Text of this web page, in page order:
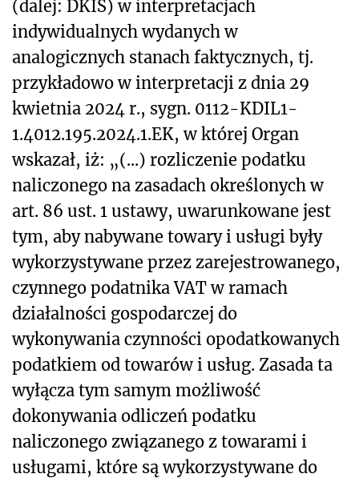
(dalej: DKIS) w interpretacjach
indywidualnych wydanych w
analogicznych stanach faktycznych, tj.
przykładowo w interpretacji z dnia 29
kwietnia 2024 r., sygn. 0112-KDIL1-
1.4012.195.2024.1.EK, w której Organ
wskazał, iż: „(...) rozliczenie podatku
naliczonego na zasadach określonych w
art. 86 ust. 1 ustawy, uwarunkowane jest
tym, aby nabywane towary i usługi były
wykorzystywane przez zarejestrowanego,
czynnego podatnika VAT w ramach
działalności gospodarczej do
wykonywania czynności opodatkowanych
podatkiem od towarów i usług. Zasada ta
wyłącza tym samym możliwość
dokonywania odliczeń podatku
naliczonego związanego z towarami i
usługami, które są wykorzystywane do